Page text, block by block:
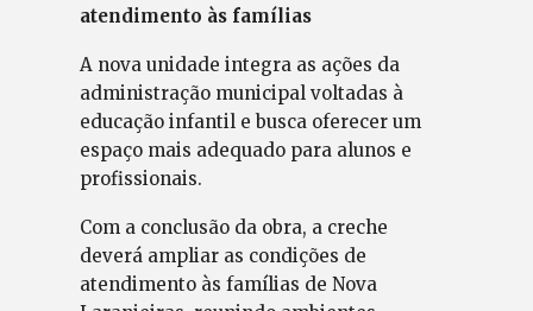
atendimento às famílias
A nova unidade integra as ações da
administração municipal voltadas à
educação infantil e busca oferecer um
espaço mais adequado para alunos e
profissionais.
Com a conclusão da obra, a creche
deverá ampliar as condições de
atendimento às famílias de Nova